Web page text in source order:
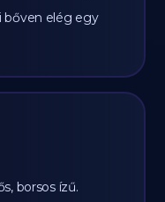
bőven elég egy
borsos ízű.